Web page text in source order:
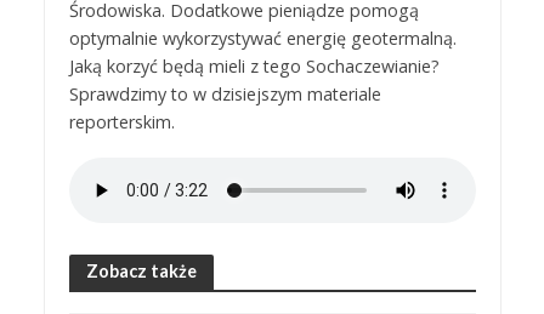
Środowiska. Dodatkowe pieniądze pomogą
optymalnie wykorzystywać energię geotermalną.
Jaką korzyć będą mieli z tego Sochaczewianie?
Sprawdzimy to w dzisiejszym materiale
reporterskim.
Zobacz także